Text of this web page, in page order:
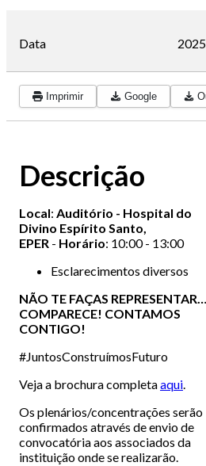
Data
Imprimir Google
Descrição
Local: Auditório - Hospital do
Divino Espírito Santo,
EPER - Horário: 10:00 - 13:00
Esclarecimentos diversos
NÃO TE FAÇAS REPRESENTAR…
COMPARECE! CONTAMOS
CONTIGO!
#JuntosConstruímosFuturo
Veja a brochura completaaqui.
Os plenários/concentrações serão
confirmados através de envio de
convocatória aos associados da
instituição onde se realizarão.